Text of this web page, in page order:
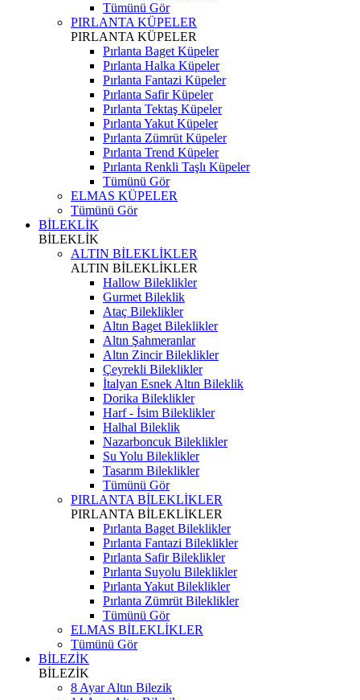
Tümünü Gör
PIRLANTA KÜPELER
PIRLANTA KÜPELER
Pırlanta Baget Küpeler
Pırlanta Halka Küpeler
Pırlanta Fantazi Küpeler
Pırlanta Safir Küpeler
Pırlanta Tektaş Küpeler
Pırlanta Yakut Küpeler
Pırlanta Zümrüt Küpeler
Pırlanta Trend Küpeler
Pırlanta Renkli Taşlı Küpeler
Tümünü Gör
ELMAS KÜPELER
Tümünü Gör
BİLEKLİK
BİLEKLİK
ALTIN BİLEKLİKLER
ALTIN BİLEKLİKLER
Hallow Bileklikler
Gurmet Bileklik
Ataç Bileklikler
Altın Baget Bileklikler
Altın Şahmeranlar
Altın Zincir Bileklikler
Çeyrekli Bileklikler
İtalyan Esnek Altın Bileklik
Dorika Bileklikler
Harf - İsim Bileklikler
Halhal Bileklik
Nazarboncuk Bileklikler
Su Yolu Bileklikler
Tasarım Bileklikler
Tümünü Gör
PIRLANTA BİLEKLİKLER
PIRLANTA BİLEKLİKLER
Pırlanta Baget Bileklikler
Pırlanta Fantazi Bileklikler
Pırlanta Safir Bileklikler
Pırlanta Suyolu Bileklikler
Pırlanta Yakut Bileklikler
Pırlanta Zümrüt Bileklikler
Tümünü Gör
ELMAS BİLEKLİKLER
Tümünü Gör
BİLEZİK
BİLEZİK
8 Ayar Altın Bilezik